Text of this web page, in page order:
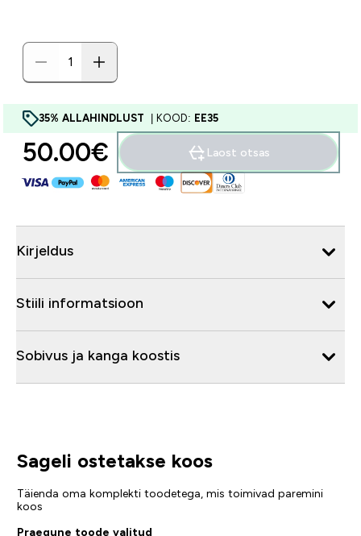
35% ALLAHINDLUST | KOOD: EE35
50.00€‎ Laost otsas
Kirjeldus
Stiili informatsioon
Sobivus ja kanga koostis
Sageli ostetakse koos
Täienda oma komplekti toodetega, mis toimivad paremini
koos
Praegune toode valitud